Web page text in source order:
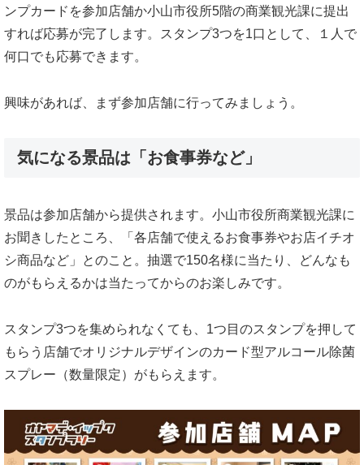
ンプカードを参加店舗か小山市役所5階の商業観光課に提出
すれば応募が完了します。スタンプ3つを1口として、１人で
何口でも応募できます。
興味があれば、まず参加店舗に行ってみましょう。
気になる景品は「お食事券など」
景品は参加店舗から提供されます。小山市役所商業観光課に
お聞きしたところ、「各店舗で使えるお食事券やお店イチオ
シ商品など」とのこと。抽選で150名様に当たり、どんなも
のがもらえるかは当たってからのお楽しみです。
スタンプ3つを集められなくても、1つ目のスタンプを押して
もらう店舗でオリジナルデザインのカード型アルコール除菌
スプレー（数量限定）がもらえます。